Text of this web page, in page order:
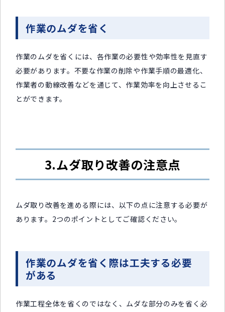
作業のムダを省く
作業のムダを省くには、各作業の必要性や効率性を見直す
必要があります。不要な作業の削除や作業手順の最適化、
作業者の動線改善などを通じて、作業効率を向上させるこ
とができます。
3.ムダ取り改善の注意点
ムダ取り改善を進める際には、以下の点に注意する必要が
あります。2つのポイントとしてご確認ください。
作業のムダを省く際は工夫する必要
がある
作業工程全体を省くのではなく、ムダな部分のみを省く必